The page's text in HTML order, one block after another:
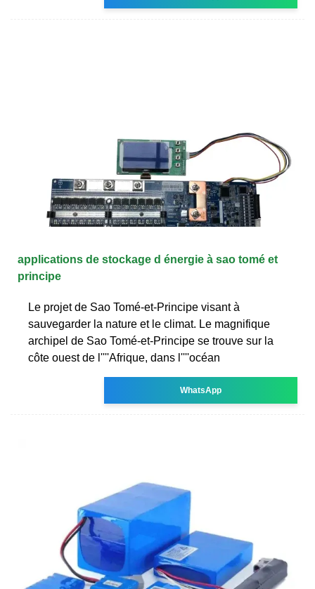
applications de stockage d énergie à sao tomé et
principe
Le projet de Sao Tomé-et-Principe visant à
sauvegarder la nature et le climat. Le magnifique
archipel de Sao Tomé-et-Principe se trouve sur la
côte ouest de l''''Afrique, dans l''''océan
WhatsApp